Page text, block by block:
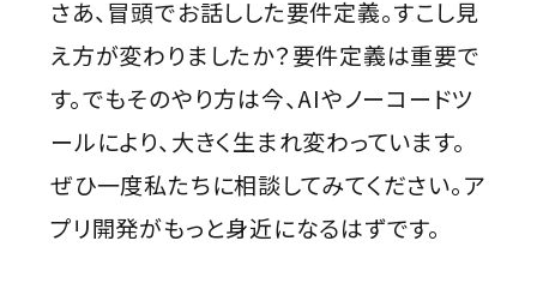
さあ、冒頭でお話しした要件定義。すこし見
え方が変わりましたか？要件定義は重要で
す。でもそのやり方は今、AIやノーコードツ
ールにより、大きく生まれ変わっています。
ぜひ一度私たちに相談してみてください。ア
プリ開発がもっと身近になるはずです。